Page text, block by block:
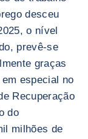
desceu
o nível
prevê-se
graças
especial no
Recuperação
do
milhões de